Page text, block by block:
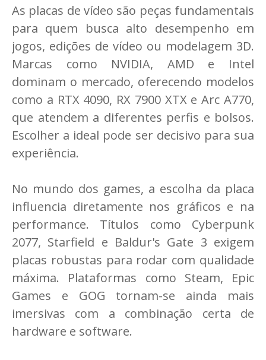
As placas de vídeo são peças fundamentais
para quem busca alto desempenho em
jogos, edições de vídeo ou modelagem 3D.
Marcas como NVIDIA, AMD e Intel
dominam o mercado, oferecendo modelos
como a RTX 4090, RX 7900 XTX e Arc A770,
que atendem a diferentes perfis e bolsos.
Escolher a ideal pode ser decisivo para sua
experiência.
No mundo dos games, a escolha da placa
influencia diretamente nos gráficos e na
performance. Títulos como Cyberpunk
2077, Starfield e Baldur's Gate 3 exigem
placas robustas para rodar com qualidade
máxima. Plataformas como Steam, Epic
Games e GOG tornam-se ainda mais
imersivas com a combinação certa de
hardware e software.